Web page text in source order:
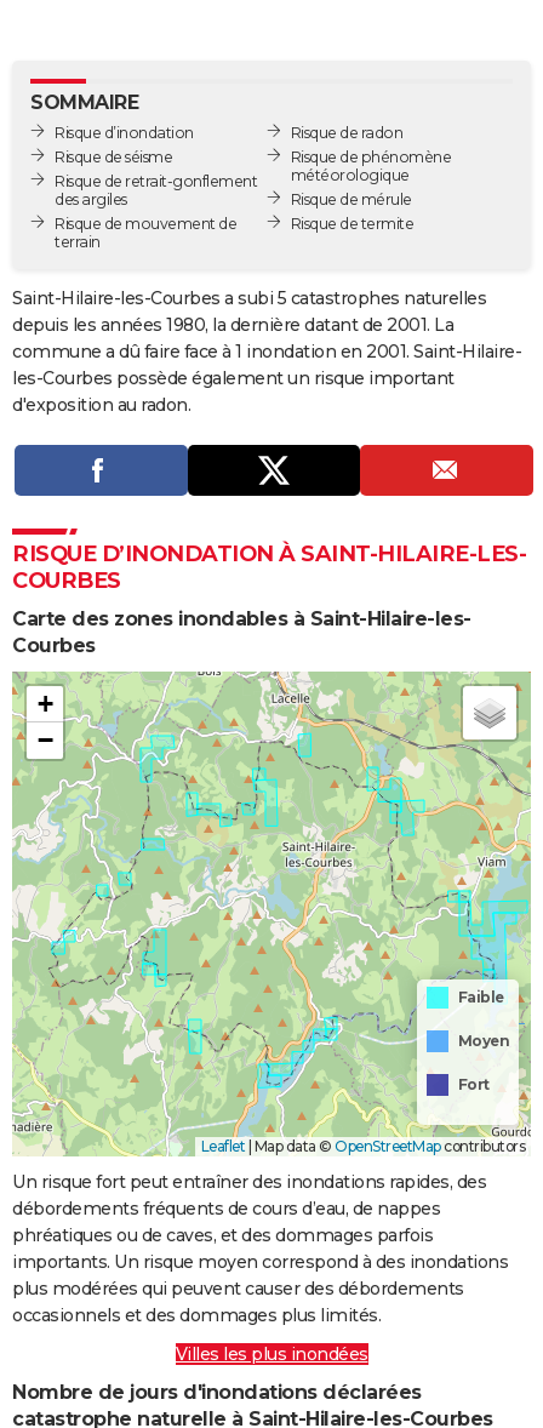
GUIDES D'ACHAT
BONS PLANS
CARTE DE VOEUX
Carte de Noël
Carte Bonne année
Carte Saint-Valentin
Carte Pâques
Carte d'anniversaire
DICTIONNAIRE
COPAINS D'AVANT
S'inscrire
Se connecter
Lycées
Collèges
Primaires
Universités
Entreprises
Service militaire
Avis de recherche
AVIS DE DÉCÈS
SOMMAIRE
Risque d’inondation
Risque de séisme
Risque de retrait-gonflement
des argiles
Risque de mouvement de
terrain
Risque de radon
Risque de phénomène
météorologique
Risque de mérule
Risque de termite
Saint-Hilaire-les-Courbes a subi 5 catastrophes naturelles
depuis les années 1980, la dernière datant de 2001. La
commune a dû faire face à 1 inondation en 2001. Saint-Hilaire-
les-Courbes possède également un risque important
d'exposition au radon.
RISQUE D’INONDATION À SAINT-HILAIRE-LES-
COURBES
Carte des zones inondables à Saint-Hilaire-les-
Courbes
+
−
Faible
Moyen
Fort
Leaflet | Map data © OpenStreetMapcontributors
Un risque fort peut entraîner des inondations rapides, des
débordements fréquents de cours d’eau, de nappes
phréatiques ou de caves, et des dommages parfois
importants. Un risque moyen correspond à des inondations
plus modérées qui peuvent causer des débordements
occasionnels et des dommages plus limités.
Villes les plus inondées
Nombre de jours d'inondations déclarées
catastrophe naturelle à Saint-Hilaire-les-Courbes